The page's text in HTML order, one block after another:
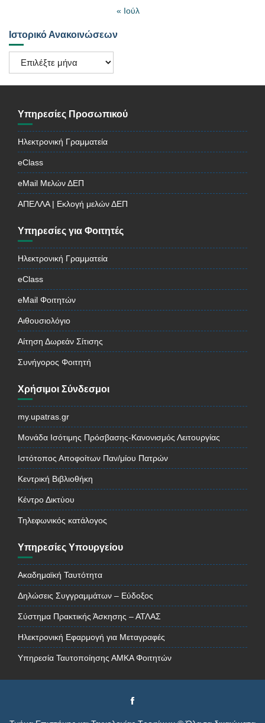
« Ιούλ
Ιστορικό Ανακοινώσεων
Ιστορικό
Ανακοινώσεων
Υπηρεσίες Προσωπικού
Ηλεκτρονική Γραμματεία
eClass
eMail Μελών ΔΕΠ
ΑΠΕΛΛΑ | Εκλογή μελών ΔΕΠ
Υπηρεσίες για Φοιτητές
Ηλεκτρονική Γραμματεία
eClass
eMail Φοιτητών
Αιθουσιολόγιο
Αίτηση Δωρεάν Σίτισης
Συνήγορος Φοιτητή
Χρήσιμοι Σύνδεσμοι
my.upatras.gr
Μονάδα Ισότιμης Πρόσβασης-Κανονισμός Λειτουργίας
Ιστότοπος Αποφοίτων Παν/μίου Πατρών
Κεντρική Βιβλιοθήκη
Κέντρο Δικτύου
Τηλεφωνικός κατάλογος
Υπηρεσίες Υπουργείου
Ακαδημαϊκή Ταυτότητα
Δηλώσεις Συγγραμμάτων – Εύδοξος
Σύστημα Πρακτικής Άσκησης – ΑΤΛΑΣ
Ηλεκτρονική Εφαρμογή για Μεταγραφές
Υπηρεσία Ταυτοποίησης ΑΜΚΑ Φοιτητών